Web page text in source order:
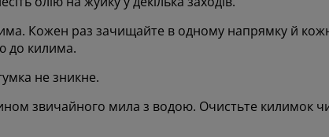
Кожен раз зачищайте в одному напрямку й
до килима.
не зникне.
звичайного мила з водою. Очистьте килимок